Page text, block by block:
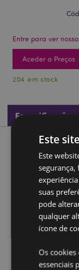
Entre para ver
Aceder a Preços
204 em stock
Especificações
Descrição do
Set de 5 peças de
Selvagem
Material:
plástico
Informação
totalmente
mundo.
Este
Este
suas
pode
qualquer
ícone de
Os
essenciais